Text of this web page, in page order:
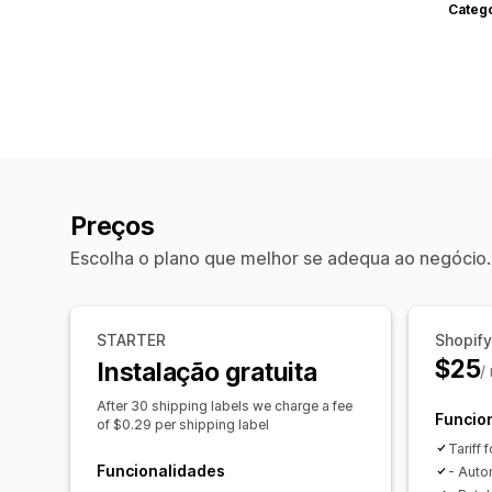
Preços
Escolha o plano que melhor se adequa ao negócio.
STARTER
Instalação gratuita
After 30 shipping labels we charge a fee
of $0.29 per shipping label
Funcionalidades
$25/
Tariff
-